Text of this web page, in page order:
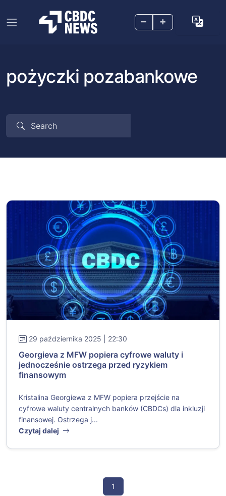
– +
pożyczki pozabankowe
29 października 2025 | 22:30
Georgieva z MFW popiera cyfrowe waluty i
jednocześnie ostrzega przed ryzykiem
finansowym
Kristalina Georgiewa z MFW popiera przejście na
cyfrowe waluty centralnych banków (CBDCs) dla inkluzji
finansowej. Ostrzega j...
Czytaj dalej
1